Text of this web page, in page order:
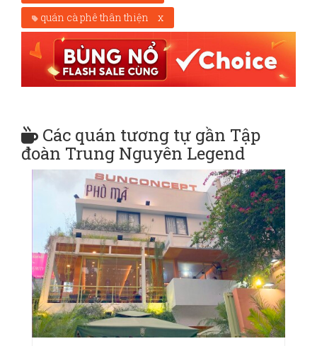
quán cà phê thân thiện
x
Các quán tương tự gần Tập
đoàn Trung Nguyên Legend